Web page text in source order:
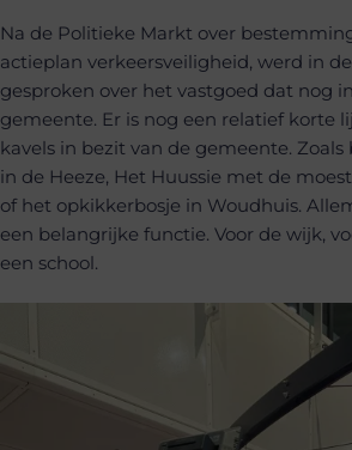
Na de Politieke Markt over
actieplan verkeersveiligheid, werd in
gesproken over het vastgoed dat nog
gemeente. Er is nog een relatief korte
kavels in bezit van de gemeente.
in de Heeze, Het Huussie met de
of het opkikkerbosje in Woudhuis.
een belangrijke functie. Voor de wijk,
een school.